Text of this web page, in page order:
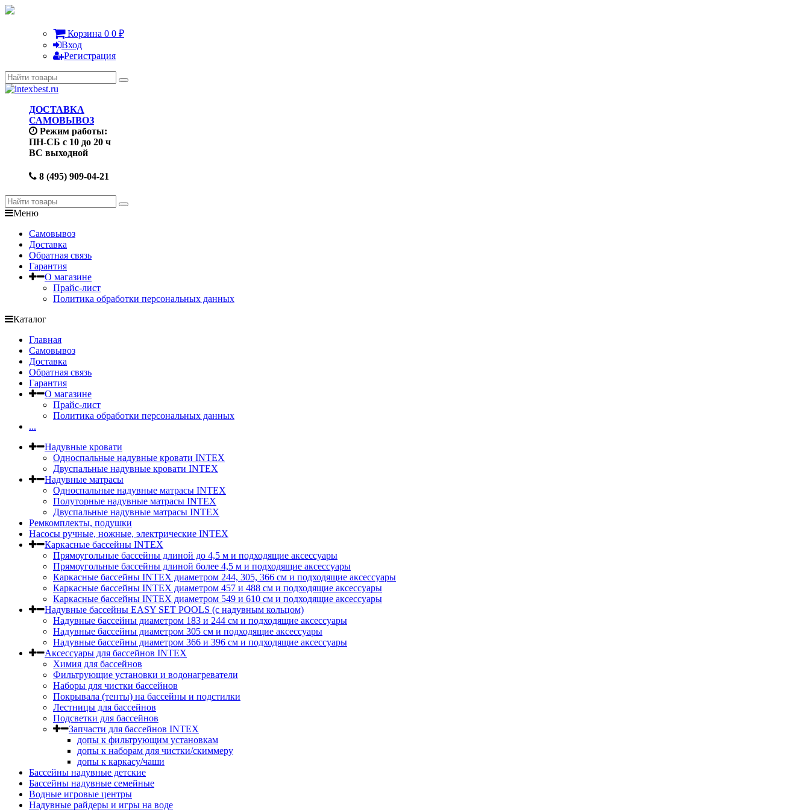
Корзина 0 0 ₽
Вход
Регистрация
ДОСТАВКА
САМОВЫВОЗ
Режим работы:
ПН-СБ с 10 до 20 ч
ВС выходной
8 (495) 909-04-21
Меню
Самовывоз
Доставка
Обратная связь
Гарантия
О магазине
Прайс-лист
Политика обработки персональных данных
Каталог
Главная
Самовывоз
Доставка
Обратная связь
Гарантия
О магазине
Прайс-лист
Политика обработки персональных данных
...
Надувные кровати
Односпальные надувные кровати INTEX
Двуспальные надувные кровати INTEX
Надувные матрасы
Односпальные надувные матрасы INTEX
Полуторные надувные матрасы INTEX
Двуспальные надувные матрасы INTEX
Ремкомплекты, подушки
Насосы ручные, ножные, электрические INTEX
Каркасные бассейны INTEX
Прямоугольные бассейны длиной до 4,5 м и подходящие аксессуары
Прямоугольные бассейны длиной более 4,5 м и подходящие аксессуары
Каркасные бассейны INTEX диаметром 244, 305, 366 см и подходящие аксессуары
Каркасные бассейны INTEX диаметром 457 и 488 cм и подходящие аксессуары
Каркасные бассейны INTEX диаметром 549 и 610 см и подходящие аксессуары
Надувные бассейны EASY SET POOLS (с надувным кольцом)
Надувные бассейны диаметром 183 и 244 см и подходящие аксессуары
Надувные бассейны диаметром 305 см и подходящие аксессуары
Надувные бассейны диаметром 366 и 396 см и подходящие аксессуары
Аксессуары для бассейнов INTEX
Химия для бассейнов
Фильтрующие установки и водонагреватели
Наборы для чистки бассейнов
Покрывала (тенты) на бассейны и подстилки
Лестницы для бассейнов
Подсветки для бассейнов
Запчасти для бассейнов INTEX
допы к фильтрующим установкам
допы к наборам для чистки/скиммеру
допы к каркасу/чаши
Бассейны надувные детские
Бассейны надувные семейные
Водные игровые центры
Надувные райдеры и игры на воде